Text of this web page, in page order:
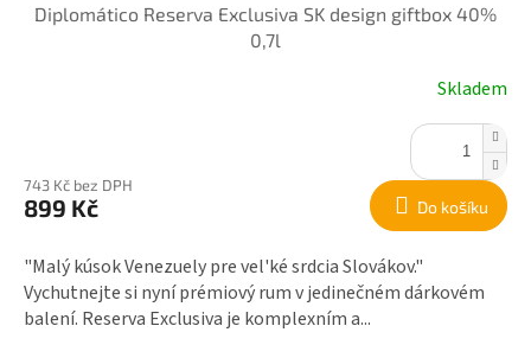
Diplomático Reserva Exclusiva SK design giftbox 40%
0,7l
Skladem
743 Kč bez DPH
899 Kč Do košíku
"Malý kúsok Venezuely pre vel'ké srdcia Slovákov."
Vychutnejte si nyní prémiový rum v jedinečném dárkovém
balení. Reserva Exclusiva je komplexním a...